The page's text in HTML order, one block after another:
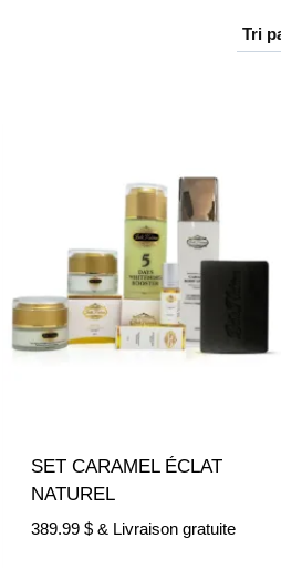
SET CARAMEL ÉCLAT
NATUREL
389.99 $ & Livraison gratuite